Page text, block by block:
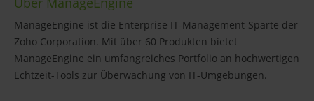
ManageEngine ist die Enterprise IT-Management-Sparte der
Zoho Corporation. Mit über 60 Produkten bietet
ManageEngine ein umfangreiches Portfolio an hochwertigen
Echtzeit-Tools zur Überwachung von IT-Umgebungen.